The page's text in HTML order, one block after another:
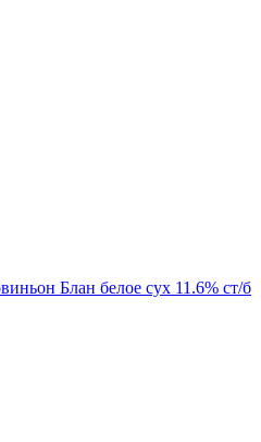
Блан белое сух 11.6% ст/б